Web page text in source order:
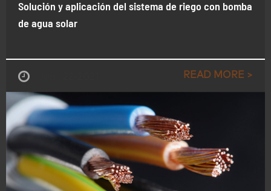
Solución y aplicación del sistema de riego con bomba
de agua solar
READ MORE >